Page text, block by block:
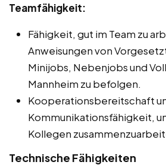
Teamfähigkeit:
Fähigkeit, gut im Team zu
Anweisungen von
Minijobs, Nebenjobs und
Mannheim zu befolgen.
Kooperationsbereitschaft
Kommunikationsfähigkeit,
Kollegen
Technische Fähigkeiten